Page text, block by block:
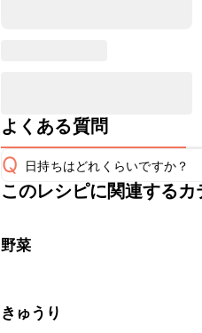
よくある質問
Q 日持ちはどれくらいですか？
保存期間は冷蔵で当日中が目
※日持ちは目安です。
このレシピに関連するカ
野菜
きゅうり